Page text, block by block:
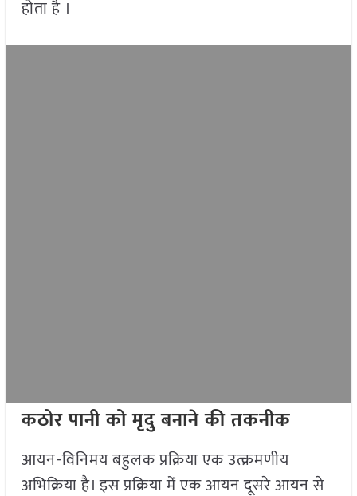
होता है ।
कठोर पानी को मृदु बनाने की तकनीक
आयन-विनिमय बहुलक प्रक्रिया एक उत्क्रमणीय
अभिक्रिया है। इस प्रक्रिया मेंं एक आयन दूसरे आयन से